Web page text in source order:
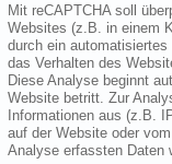
Mit reCAPTCHA soll
Websites (z.B. in einem
durch ein
das Verhalten des
Diese Analyse beginnt
Website betritt. Zur
Informationen aus (z.B.
auf der Website oder
Analyse erfassten Daten